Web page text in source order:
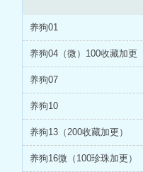
养狗01
养狗04（微）100收藏加更
养狗07
养狗10
养狗13（200收藏加更）
养狗16微（100珍珠加更）